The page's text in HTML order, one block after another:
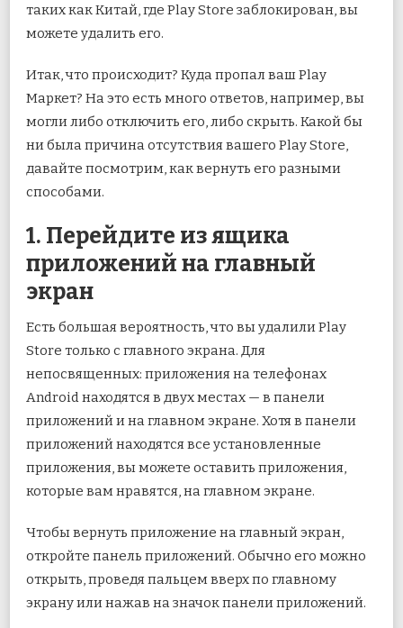
таких как Китай, где Play Store заблокирован, вы
можете удалить его.
Итак, что происходит? Куда пропал ваш Play
Маркет? На это есть много ответов, например, вы
могли либо отключить его, либо скрыть. Какой бы
ни была причина отсутствия вашего Play Store,
давайте посмотрим, как вернуть его разными
способами.
1. Перейдите из ящика
приложений на главный
экран
Есть большая вероятность, что вы удалили Play
Store только с главного экрана. Для
непосвященных: приложения на телефонах
Android находятся в двух местах — в панели
приложений и на главном экране. Хотя в панели
приложений находятся все установленные
приложения, вы можете оставить приложения,
которые вам нравятся, на главном экране.
Чтобы вернуть приложение на главный экран,
откройте панель приложений. Обычно его можно
открыть, проведя пальцем вверх по главному
экрану или нажав на значок панели приложений.